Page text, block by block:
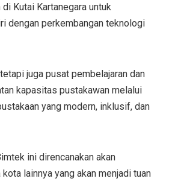
Kutai Kartanegara untuk
dengan perkembangan teknologi
juga pusat pembelajaran dan
kapasitas pustakawan melalui
yang modern, inklusif, dan
ini direncanakan akan
lainnya yang akan menjadi tuan